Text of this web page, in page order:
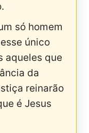
só homem
único
aqueles que
da
reinarão
é Jesus